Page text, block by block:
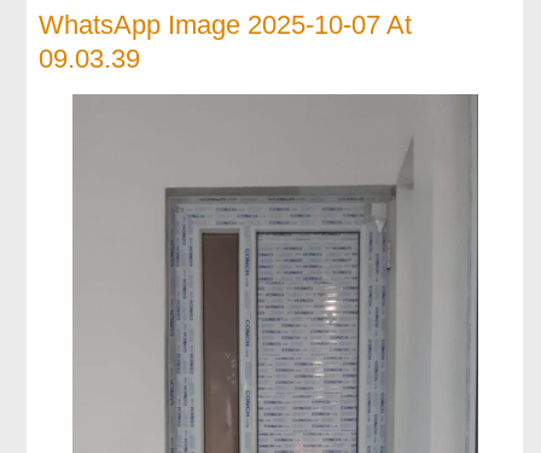
WhatsApp Image 2025-10-07 At
09.03.39